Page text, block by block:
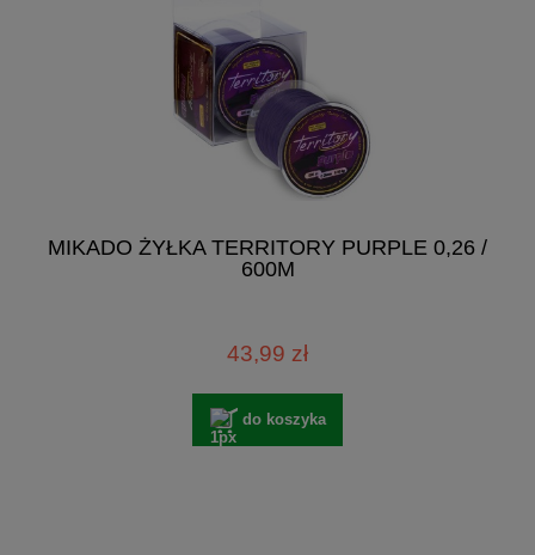
MIKADO ŻYŁKA TERRITORY PURPLE 0,26 /
600M
43,99 zł
do koszyka